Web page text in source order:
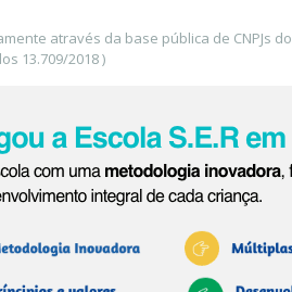
através da base pública de CNPJs do
13.709/2018 )